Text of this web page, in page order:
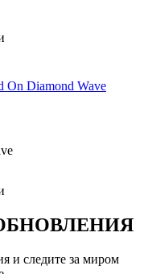
и следите за миром